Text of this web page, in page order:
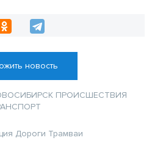
новость
ПРОИСШЕСТВИЯ
Дороги Трамваи